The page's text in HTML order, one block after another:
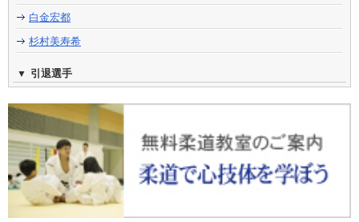
白金宏都
杉村美寿希
引退選手